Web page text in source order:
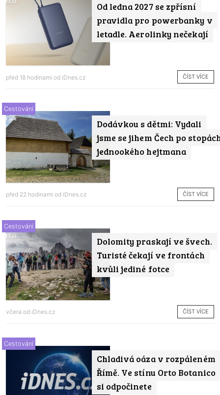
Od ledna 2027 se zpřísní
pravidla pro powerbanky v
letadle. Aerolinky nečekají
před 18 hodinami od iDnes.cz ČÍST VÍCE
Dodávkou s dětmi: Vydali
jsme se jihem Čech po
jednookého hejtmana
Cestování
před 22 hodinami od iDnes.cz ČÍST VÍCE
Dolomity praskají ve švech.
Turisté čekají ve frontách
kvůli jediné fotce
Cestování
včera od iDnes.cz ČÍST VÍCE
Chladivá oáza v rozpáleném
Římě. Ve stínu Orto Botanico
si odpočinete
Cestování